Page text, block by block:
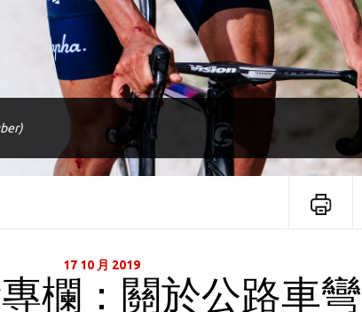
17 10 月 2019
專欄：關於公路車彎